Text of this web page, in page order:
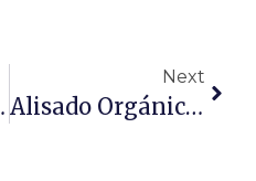
Mataró
Next
Alisado Orgánico Vs Keratina: ¿Cuál Te Conviene?